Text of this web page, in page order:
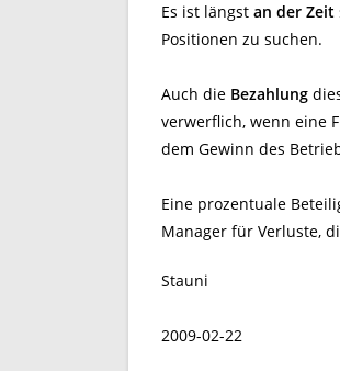
Es ist längst an der Zeit
Positionen zu suchen.
Auch die Bezahlung
verwerflich, wenn eine
dem Gewinn des
Eine prozentuale
Manager für Verluste,
Stauni
2009-02-22